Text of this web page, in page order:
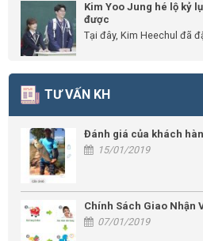
Kim Yoo Jung hé lộ kỷ
được
Tại đây, Kim Heechul đã
TƯ VẤN KH
Đánh giá của khách
15/01/2019
Chính Sách Giao Nhận
07/01/2019